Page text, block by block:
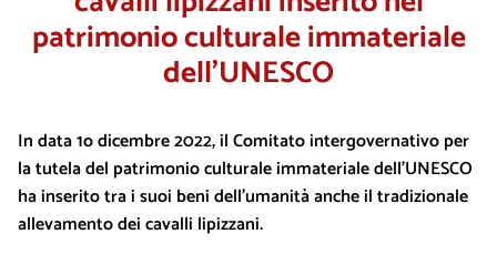
patrimonio culturale immateriale
dell’UNESCO
In data 1o dicembre 2022, il Comitato intergovernativo per
la tutela del patrimonio culturale immateriale dell’UNESCO
ha inserito tra i suoi beni dell’umanità anche il tradizionale
allevamento dei cavalli lipizzani.